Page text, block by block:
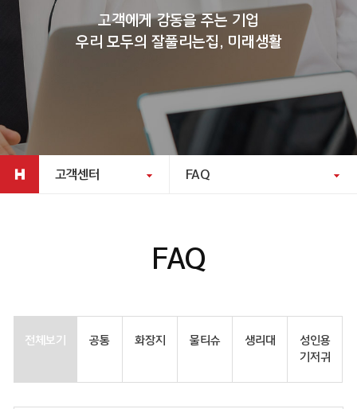
고객에게 감동을 주는 기업
우리 모두의 잘풀리는집, 미래생활
고객센터 FAQ
FAQ
전체보기 공통 화장지 물티슈 생리대
성인용
기저귀